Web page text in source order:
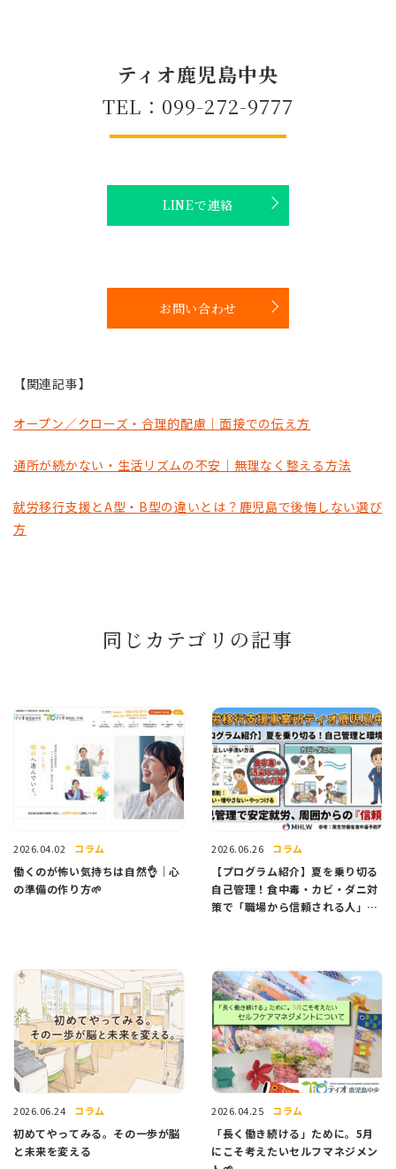
ティオ鹿児島中央
TEL：099-272-9777
LINEで連絡
お問い合わせ
【関連記事】
オープン／クローズ・合理的配慮｜面接での伝え方
通所が続かない・生活リズムの不安｜無理なく整える方法
就労移行支援とA型・B型の違いとは？鹿児島で後悔しない選び
方
同じカテゴリの記事
2026.04.02 コラム
働くのが怖い気持ちは自然👌｜心
の準備の作り方🌱
2026.06.26 コラム
【プログラム紹介】夏を乗り切る
自己管理！食中毒・カビ・ダニ対
策で「職場から信頼される人」に
2026.06.24 コラム
初めてやってみる。その一歩が脳
と未来を変える
2026.04.25 コラム
「長く働き続ける」ために。5月
にこそ考えたいセルフマネジメン